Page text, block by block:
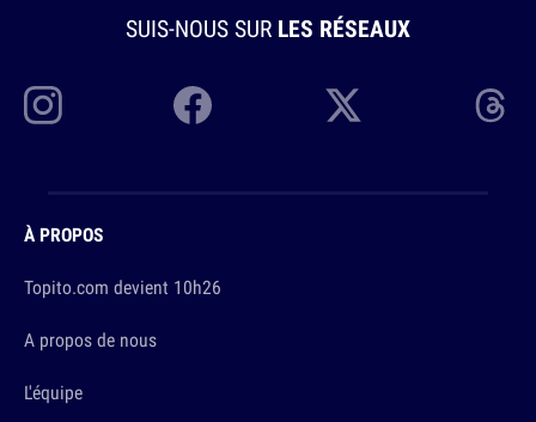
SUIS-NOUS SUR LES RÉSEAUX
À PROPOS
Topito.com devient 10h26
A propos de nous
L'équipe